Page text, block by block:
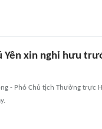
Yên xin nghỉ hưu
- Phó Chủ tịch Thường trực